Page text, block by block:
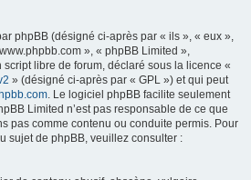
phpBB (désigné ci-après par « ils », « eux »,
», « phpBB Limited »,
libre de forum, déclaré sous la licence «
» (désigné ci-après par « GPL ») et qui peut
. Le logiciel phpBB facilite seulement
Limited n’est pas responsable de ce que
pas comme contenu ou conduite permis. Pour
sujet de phpBB, veuillez consulter :